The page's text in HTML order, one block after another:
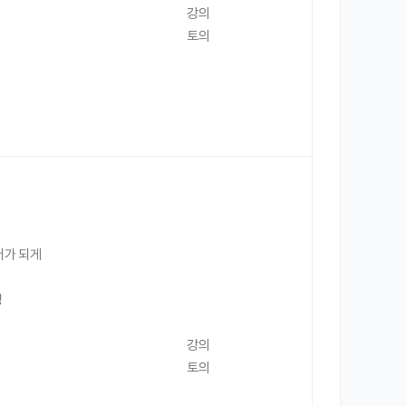
강의
토의
되게
강의
토의